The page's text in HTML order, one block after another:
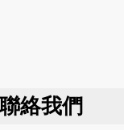
聯絡我們